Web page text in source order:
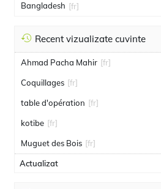
Bangladesh [fr]
Recent vizualizate cuvinte
Ahmad Pacha Mahir [fr]
Coquillages [fr]
table d'opération [fr]
kotibe [fr]
Muguet des Bois [fr]
Actualizat